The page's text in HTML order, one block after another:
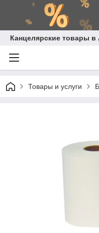
Канцелярские товары в
Товары и услуги